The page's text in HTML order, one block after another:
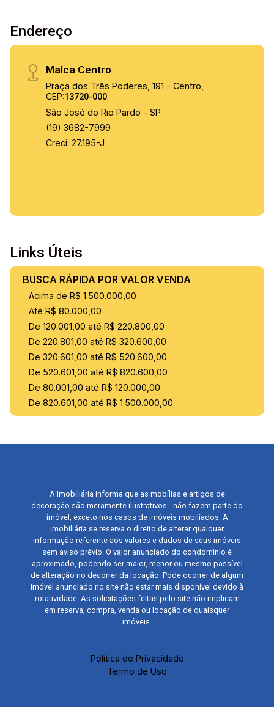
Endereço
Malca Centro
Praça dos Três Poderes, 191 - Centro,
CEP:13720-000
São José do Rio Pardo - SP
(19) 3682-7999
Creci: 27.195-J
Links Úteis
BUSCA RÁPIDA POR VALOR VENDA
Acima de R$ 1.500.000,00
Até R$ 80.000,00
De 120.001,00 até R$ 220.800,00
De 220.801,00 até R$ 320.600,00
De 320.601,00 até R$ 520.600,00
De 520.601,00 até R$ 820.600,00
De 80.001,00 até R$ 120.000,00
De 820.601,00 até R$ 1.500.000,00
A Imobiliária informa que as mobílias e artigos de
decoração são meramente ilustrativos - não fazem parte do
imóvel, exceto nos casos de imóveis mobiliados. A
imobiliária se reserva o direito de alterar qualquer
informação referente aos valores e dados de seus imóveis
sem aviso prévio. O valor anunciado do condomínio é
aproximado, podendo ser maior, menor ou mesmo passível
de alteração no decorrer da locação. Pode ocorrer de algum
imóvel anunciado no site não estar mais disponível devido à
rotatividade. As solicitações feitas pelo site não implicam
em reserva, compra, venda ou locação de quaisquer
imóveis.
Política de Privacidade
Termo de Uso